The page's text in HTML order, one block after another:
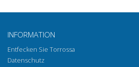
Rāzî
Al-Fārābī's Five Aphorisms on Logic
De Bagdad a Córdoba : sobre las
INFORMATION
Entfecken Sie Torrossa
Datenschutz